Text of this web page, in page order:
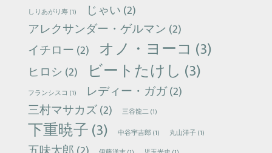
しりあがり寿(1) じゃい(2)
アレクサンダー・ゲルマン(2)
イチロー(2) オノ・ヨーコ (3)
ヒロシ(2) ビートたけし (3)
フランシスコ (1) レディー・ガガ(2)
三村マサカズ(2) 三谷龍二(1)
下重暁子(3) 中谷宇吉郎(1) 丸山洋子(1)